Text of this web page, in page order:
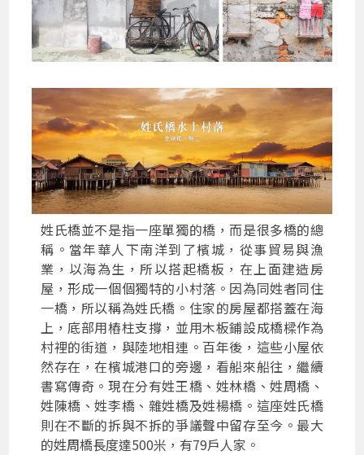
姓氏橋並不是指一座單獨的橋，而是很多橋的總
稱。當年華人下南洋到了檳城，從事貿易與漁
業，以海為生，所以搭起橋板，在上面建造房
屋，形成一個個獨特的小村落。因為同姓者同住
一橋，所以稱為姓氏橋。住家的房屋都搭蓋在海
上，底部用樁柱支撐，並用木板鋪設成橋樑作為
村裡的街道，與陸地相連。百年後，這些小屋依
然存在，在檳城港口的旁邊，看船來船往，繼續
書寫傳奇。現在分有姓王橋、姓林橋、姓周橋、
姓陳橋、姓李橋、雜姓橋及姓楊橋。這座姓氏橋
則在不斷的拆與不拆的爭議聲中留存至今。最大
的姓周橋長度達500米，有79戶人家。